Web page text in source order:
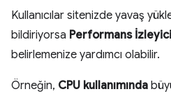
Kullanıcılar sitenizde yavaş
bildiriyorsa Performans İzleyici
belirlemenize yardımcı olabilir.
Örneğin, CPU kullanımında